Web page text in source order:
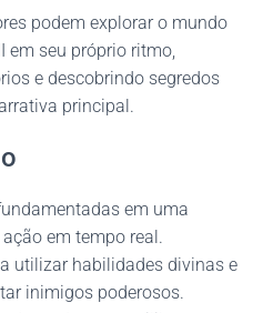
podem explorar o mundo
em seu próprio ritmo,
e descobrindo segredos
principal.
em uma
em tempo real.
utilizar habilidades divinas e
inimigos poderosos.